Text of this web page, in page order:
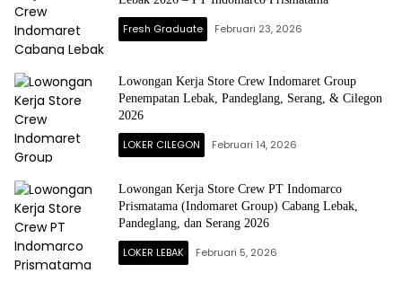
Fresh Graduate Februari 23, 2026
Lowongan Kerja Store Crew Indomaret Group
Penempatan Lebak, Pandeglang, Serang, & Cilegon
2026
LOKER CILEGON Februari 14, 2026
Lowongan Kerja Store Crew PT Indomarco
Prismatama (Indomaret Group) Cabang Lebak,
Pandeglang, dan Serang 2026
LOKER LEBAK Februari 5, 2026